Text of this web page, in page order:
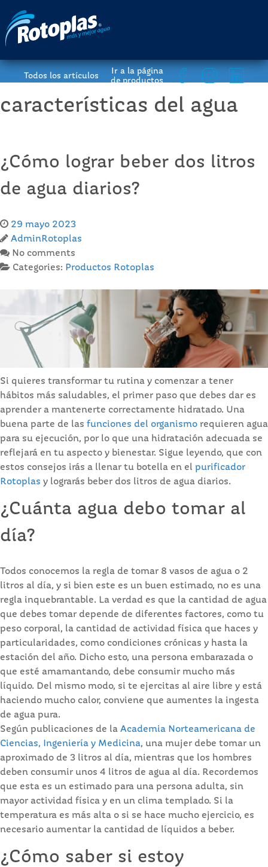
Todos los artículos
Ir a la página
de productos
características del agua
¿Cómo lograr beber dos litros
de agua diarios?
29 mayo 2023
AdminRotoplas
No comments
Categories: Productos Rotoplas
Si quieres transformar tu rutina y comenzar a tener
hábitos más saludables, el primer paso que debes dar es
aprender a mantenerte correctamente hidratado. Una
buena parte de las funciones del organismo requieren agua
para su ejecución, por lo que una hidratación adecuada se
reflejará en tu aspecto y bienestar. Sigue leyendo, que con
estos consejos irás a llenar tu botella en el purificador
Rotoplas y lograrás beber dos litros de agua diarios.
¿Cuánta agua debo tomar al
día?
Todos conocemos la regla de tomar 8 vasos de agua o 2
litros al día, y si bien este es un buen estimado, no es una
regla inquebrantable. La verdad es que la cantidad de agua
que debes tomar depende de diferentes factores, como tu
peso corporal, la cantidad de actividad física que haces y
particularidades, como condiciones crónicas y hasta la
estación del año. Dicho esto, una persona embarazada o
que esté amamantando, debe consumir mucho más
líquido. Del mismo modo, si te ejercitas al aire libre y está
haciendo mucho calor, conviene que aumentes la ingesta
de agua pura.
Según publicaciones de la Academia Norteamericana de
Ciencias, Ingeniería y Medicina, una mujer debe tomar un
aproximado de 3 litros al día, mientras que los hombres
deben consumir unos 4 litros de agua al día. Recordemos
que esta es un estimado para una persona adulta, sin
mayor actividad física y en un clima templado. Si la
temperatura es más alta o si se hace mucho ejercicio, es
necesario aumentar la cantidad de líquidos a beber.
¿Cómo saber si estoy